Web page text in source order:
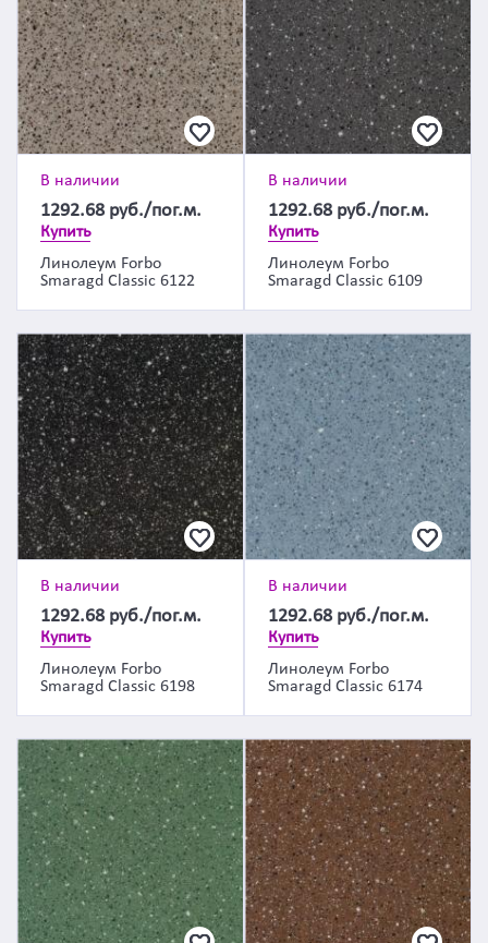
В наличии
1292.68 руб./пог.м.
Купить
Линолеум Forbo
Smaragd Classic 6122
В наличии
1292.68 руб./пог.м.
Купить
Линолеум Forbo
Smaragd Classic 6109
В наличии
1292.68 руб./пог.м.
Купить
Линолеум Forbo
Smaragd Classic 6198
В наличии
1292.68 руб./пог.м.
Купить
Линолеум Forbo
Smaragd Classic 6174